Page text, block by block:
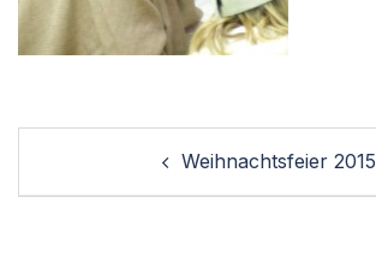
Weihnachtsfeier 2015